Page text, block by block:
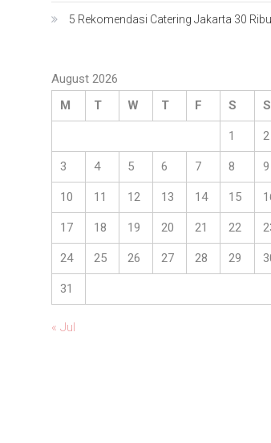
5 Rekomendasi Catering Jakarta 30
August 2026
M
T W T F S S
1 2
3 4 5 6 7 8 9
10 11 12 13 14 15
17 18 19 20 21 22
24 25 26 27 28 29
31
« Jul